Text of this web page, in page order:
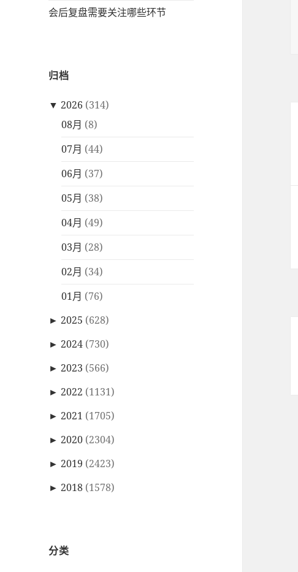
会后复盘需要关注哪些环节
归档
▼ 2026 (314)
08月 (8)
07月 (44)
06月 (37)
05月 (38)
04月 (49)
03月 (28)
02月 (34)
01月 (76)
► 2025 (628)
► 2024 (730)
► 2023 (566)
► 2022 (1131)
► 2021 (1705)
► 2020 (2304)
► 2019 (2423)
► 2018 (1578)
分类